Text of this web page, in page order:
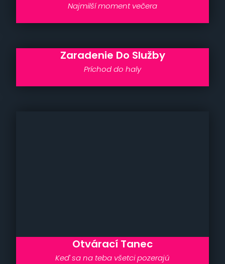
Najmilší moment večera
Zaradenie Do Služby
Príchod do haly
Otvárací Tanec
Keď sa na teba všetci pozerajú